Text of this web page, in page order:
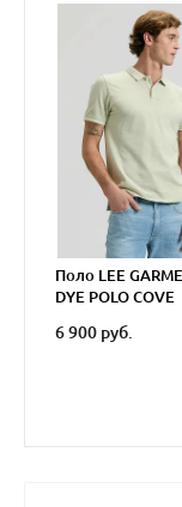
Поло LEE
DYE POLO COVE
6 900 руб.